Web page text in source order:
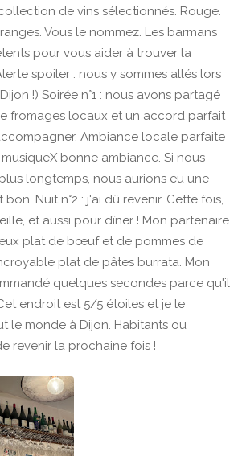
de vins sélectionnés. Rouge.
Vous le nommez. Les barmans
pour vous aider à trouver la
spoiler : nous y sommes allés lors
!) Soirée n°1 : nous avons partagé
fromages locaux et un accord parfait
Ambiance locale parfaite
bonne ambiance. Si nous
longtemps, nous aurions eu une
Nuit n°2 : j'ai dû revenir. Cette fois,
et aussi pour dîner ! Mon partenaire
plat de bœuf et de pommes de
plat de pâtes burrata. Mon
quelques secondes parce qu'il
endroit est 5/5 étoiles et je le
le monde à Dijon. Habitants ou
revenir la prochaine fois !